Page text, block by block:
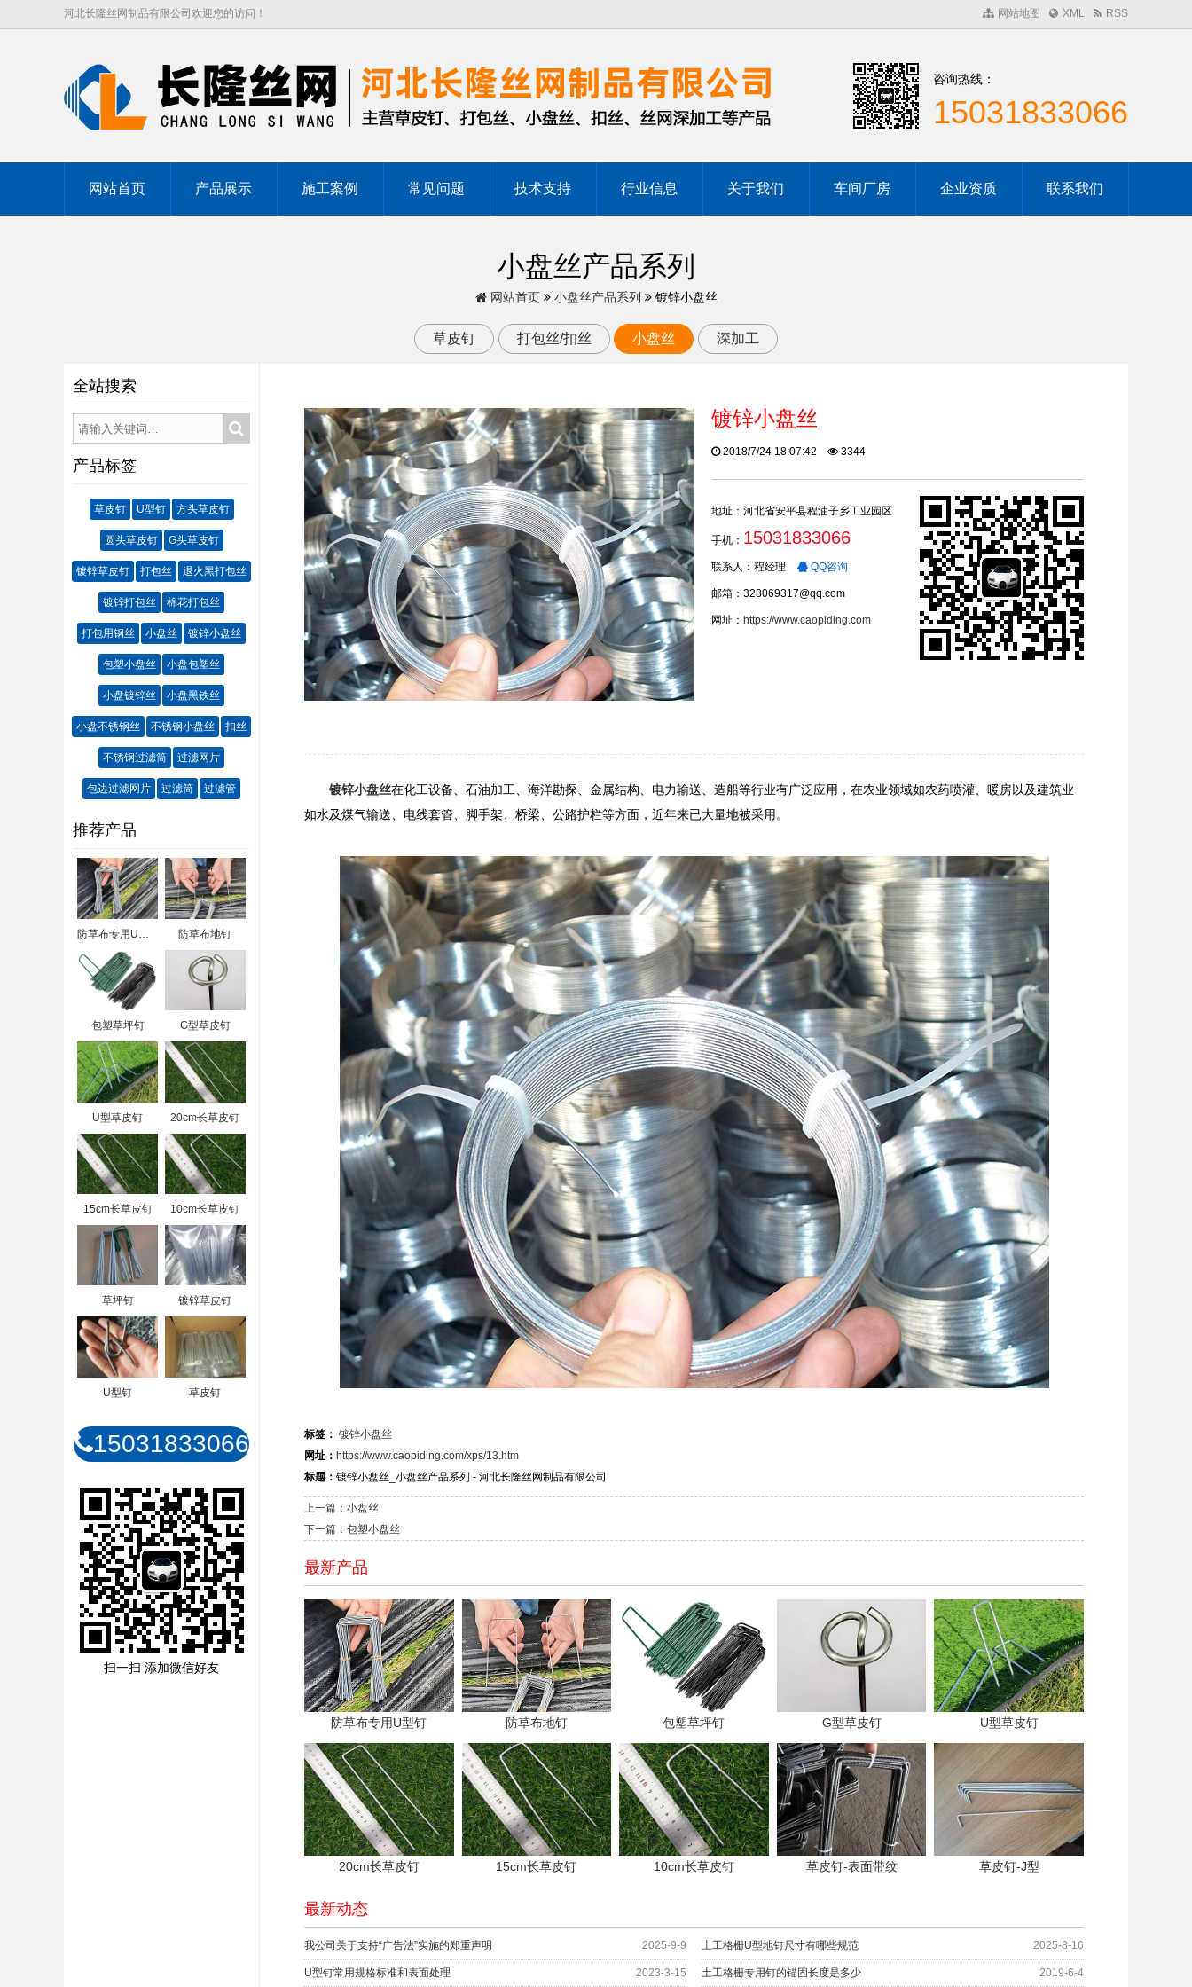
河北长隆丝网制品有限公司欢迎您的访问！ 网站地图 XML RSS
咨询热线：
15031833066
网站首页 产品展示 施工案例 常见问题 技术支持 行业信息 关于我们 车间厂房 企业资质 联系我们
小盘丝产品系列
网站首页 小盘丝产品系列 镀锌小盘丝
草皮钉 打包丝/扣丝 小盘丝 深加工
全站搜索
产品标签
草皮钉 U型钉 方头草皮钉
圆头草皮钉 G头草皮钉
镀锌草皮钉 打包丝 退火黑打包丝
镀锌打包丝 棉花打包丝
打包用钢丝 小盘丝 镀锌小盘丝
包塑小盘丝 小盘包塑丝
小盘镀锌丝 小盘黑铁丝
小盘不锈钢丝 不锈钢小盘丝 扣丝
不锈钢过滤筒 过滤网片
包边过滤网片 过滤筒 过滤管
推荐产品
防草布地钉
包塑草坪钉 G型草皮钉
U型草皮钉 20cm长草皮钉
15cm长草皮钉 10cm长草皮钉
草坪钉 镀锌草皮钉
U型钉 草皮钉
15031833066
扫一扫 添加微信好友
镀锌小盘丝
2018/7/24 18:07:42 3344
地址：河北省安平县程油子乡工业园区
手机： 15031833066
联系人：程经理 QQ咨询
邮箱：328069317@qq.com
网址： https://www.caopiding.com
镀锌小盘丝在化工设备、石油加工、海洋勘探、金属结构、电力输送、造船等行业有广泛应用，在农业领域如农药喷灌、暖房以及建筑业
如水及煤气输送、电线套管、脚手架、桥梁、公路护栏等方面，近年来已大量地被采用。
标签： 镀锌小盘丝
网址： https://www.caopiding.com/xps/13.htm
标题： 镀锌小盘丝_小盘丝产品系列 - 河北长隆丝网制品有限公司
上一篇：小盘丝
下一篇：包塑小盘丝
最新产品
防草布专用U型钉 防草布地钉 包塑草坪钉 G型草皮钉 U型草皮钉
20cm长草皮钉 15cm长草皮钉 10cm长草皮钉 草皮钉-表面带纹 草皮钉-J型
最新动态
我公司关于支持“广告法”实施的郑重声明 2025-9-9 土工格栅U型地钉尺寸有哪些规范 2025-8-16
U型钉常用规格标准和表面处理 2023-3-15 土工格栅专用钉的锚固长度是多少 2019-6-4